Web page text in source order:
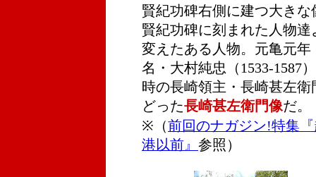
賢紀功碑右側に建つ大き
賢紀功碑に刻まれた人物
変えたある人物。元亀元
名・大村純忠（1533-1587
時の長崎領主・長崎甚左衛
どった長崎甚左衛門像だ。
※（前回のナガジン!特集
港以前』 参照）